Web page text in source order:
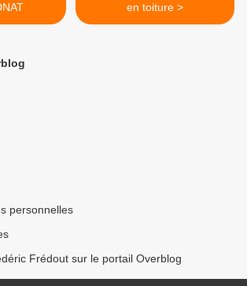
en toiture >
personnelles
Frédout sur le portail Overblog